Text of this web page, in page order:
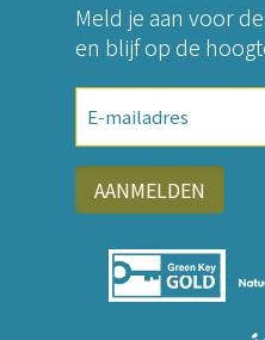
Meld je aan voor
en blijf op de
mailadres
AANMELDEN